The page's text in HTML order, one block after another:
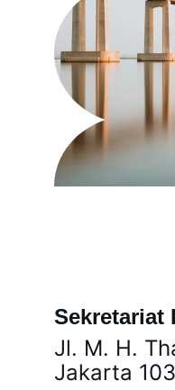
Sekretariat
Jl. M. H.
Jakarta